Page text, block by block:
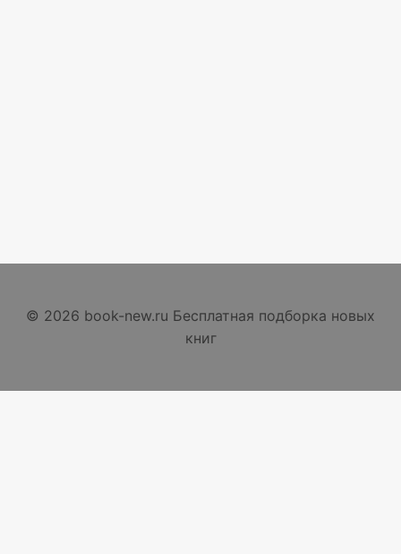
© 2026 book-new.ru Бесплатная подборка новых
книг